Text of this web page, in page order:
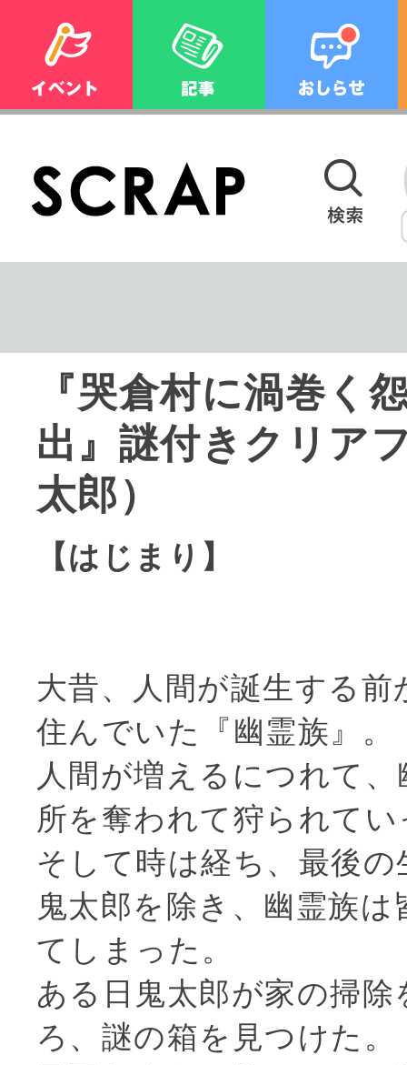
『哭倉村に渦巻く
出』謎付きクリア
太郎）
【はじまり】
大昔、人間が誕生する
住んでいた『幽霊族』。
人間が増えるにつれて
所を奪われて狩られて
そして時は経ち、最後
鬼太郎を除き、幽霊族
てしまった。
ある日鬼太郎が家の掃
ろ、謎の箱を見つけた。